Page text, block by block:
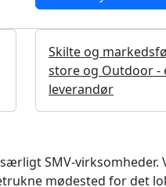
Skilte og
store og Outdoor -
leverandør
SMV-
mødested for det